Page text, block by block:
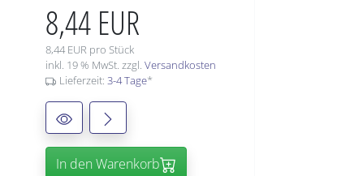
8,44 EUR
8,44 EUR pro Stück
inkl. 19 % MwSt. zzgl. Versandkosten
Lieferzeit: 3-4 Tage*
In den Warenkorb